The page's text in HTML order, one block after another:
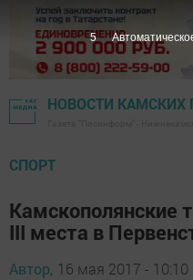
НОВОСТИ КАМСКИХ
СПОРТ
Камскополянские
III места в
Автор, 16 мая 2017 - 10:10
5